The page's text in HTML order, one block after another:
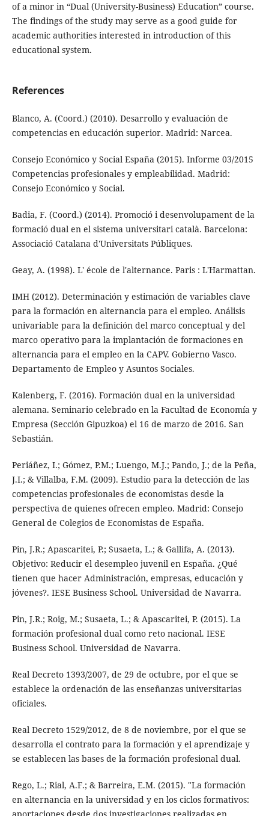
of a minor in “Dual (University-Business) Education” course.
The findings of the study may serve as a good guide for
academic authorities interested in introduction of this
educational system.
References
Blanco, A. (Coord.) (2010). Desarrollo y evaluación de
competencias en educación superior. Madrid: Narcea.
Consejo Económico y Social España (2015). Informe 03/2015
Competencias profesionales y empleabilidad. Madrid:
Consejo Económico y Social.
Badia, F. (Coord.) (2014). Promoció i desenvolupament de la
formació dual en el sistema universitari català. Barcelona:
Associació Catalana d'Universitats Públiques.
Geay, A. (1998). L' école de l'alternance. Paris : L'Harmattan.
IMH (2012). Determinación y estimación de variables clave
para la formación en alternancia para el empleo. Análisis
univariable para la definición del marco conceptual y del
marco operativo para la implantación de formaciones en
alternancia para el empleo en la CAPV. Gobierno Vasco.
Departamento de Empleo y Asuntos Sociales.
Kalenberg, F. (2016). Formación dual en la universidad
alemana. Seminario celebrado en la Facultad de Economía y
Empresa (Sección Gipuzkoa) el 16 de marzo de 2016. San
Sebastián.
Periáñez, I.; Gómez, P.M.; Luengo, M.J.; Pando, J.; de la Peña,
J.I.; & Villalba, F.M. (2009). Estudio para la detección de las
competencias profesionales de economistas desde la
perspectiva de quienes ofrecen empleo. Madrid: Consejo
General de Colegios de Economistas de España.
Pin, J.R.; Apascaritei, P.; Susaeta, L.; & Gallifa, A. (2013).
Objetivo: Reducir el desempleo juvenil en España. ¿Qué
tienen que hacer Administración, empresas, educación y
jóvenes?. IESE Business School. Universidad de Navarra.
Pin, J.R.; Roig, M.; Susaeta, L.; & Apascaritei, P. (2015). La
formación profesional dual como reto nacional. IESE
Business School. Universidad de Navarra.
Real Decreto 1393/2007, de 29 de octubre, por el que se
establece la ordenación de las enseñanzas universitarias
oficiales.
Real Decreto 1529/2012, de 8 de noviembre, por el que se
desarrolla el contrato para la formación y el aprendizaje y
se establecen las bases de la formación profesional dual.
Rego, L.; Rial, A.F.; & Barreira, E.M. (2015). "La formación
en alternancia en la universidad y en los ciclos formativos: